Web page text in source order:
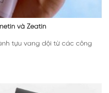
và Zeatin
tựu vang dội từ các công